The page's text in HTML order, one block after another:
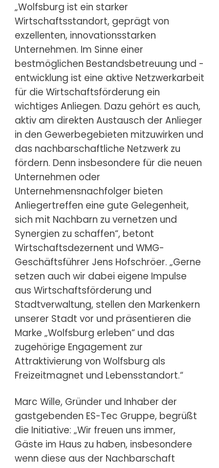
„Wolfsburg ist ein starker
Wirtschaftsstandort, geprägt von
exzellenten, innovationsstarken
Unternehmen. Im Sinne einer
bestmöglichen Bestandsbetreuung und -
entwicklung ist eine aktive Netzwerkarbeit
für die Wirtschaftsförderung ein
wichtiges Anliegen. Dazu gehört es auch,
aktiv am direkten Austausch der Anlieger
in den Gewerbegebieten mitzuwirken und
das nachbarschaftliche Netzwerk zu
fördern. Denn insbesondere für die neuen
Unternehmen oder
Unternehmensnachfolger bieten
Anliegertreffen eine gute Gelegenheit,
sich mit Nachbarn zu vernetzen und
Synergien zu schaffen“, betont
Wirtschaftsdezernent und WMG-
Geschäftsführer Jens Hofschröer. „Gerne
setzen auch wir dabei eigene Impulse
aus Wirtschaftsförderung und
Stadtverwaltung, stellen den Markenkern
unserer Stadt vor und präsentieren die
Marke „Wolfsburg erleben“ und das
zugehörige Engagement zur
Attraktivierung von Wolfsburg als
Freizeitmagnet und Lebensstandort.“
Marc Wille, Gründer und Inhaber der
gastgebenden ES-Tec Gruppe, begrüßt
die Initiative: „Wir freuen uns immer,
Gäste im Haus zu haben, insbesondere
wenn diese aus der Nachbarschaft